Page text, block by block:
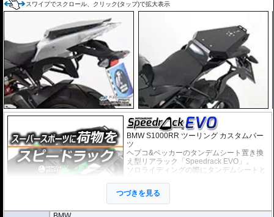
スワイプでスクロール、クリック(タップ)で拡大表示
BMW S1000RR ツーリング カスタムパー
ツ
ヘプコ&ベッカーのタンデムシート置き換
え型リアラック「Speedrack EVO」。
ソロライディングの際にタンデムシートと
トなどを留める為のフック受けも多数あ
り、快適にご利用頂けます。
つづきを見る